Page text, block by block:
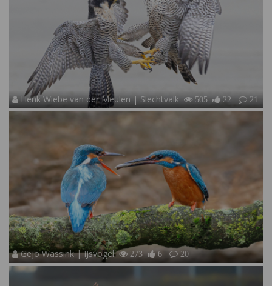
Henk Wiebe van der Meulen | Slechtvalk 505 22 21
Gejo Wassink | IJsvogel 273 6 20